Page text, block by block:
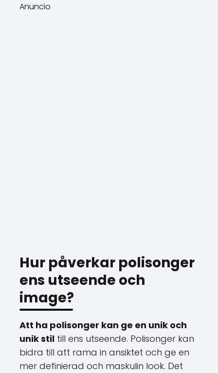
Anuncio
Hur påverkar polisonger
ens utseende och
image?
Att ha polisonger kan ge en unik och
unik stil till ens utseende. Polisonger kan
bidra till att rama in ansiktet och ge en
mer definierad och maskulin look. Det